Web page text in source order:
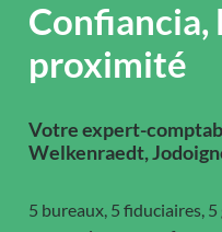
Confiancia,
proximité
Votre expert-
Welkenraedt,
5 bureaux, 5 fiduciaires,